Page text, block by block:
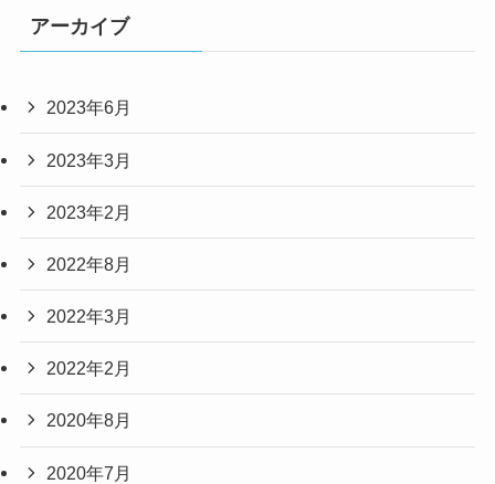
アーカイブ
2023年6月
2023年3月
2023年2月
2022年8月
2022年3月
2022年2月
2020年8月
2020年7月